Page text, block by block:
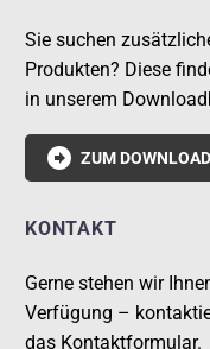
Sie suchen
Produkten? Diese
in unserem
 ZUM
KONTAKT
Gerne stehen wir
Verfügung –
das Kontaktformular.